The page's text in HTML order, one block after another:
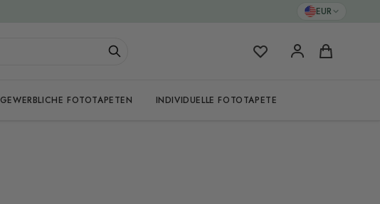
EUR
Meine FavoritenWarenkorb
GEWERBLICHE FOTOTAPETEN INDIVIDUELLE FOTOTAPETE